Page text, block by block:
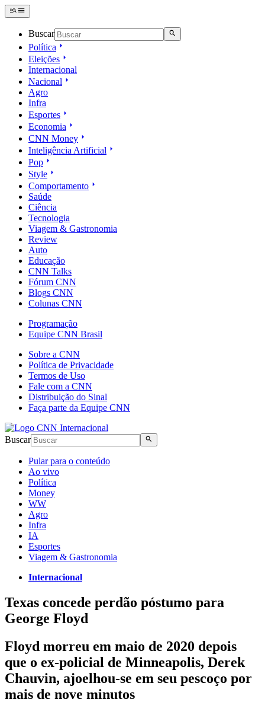
Buscar
Política
Eleições
Internacional
Nacional
Agro
Infra
Esportes
Economia
CNN Money
Inteligência Artificial
Pop
Style
Comportamento
Saúde
Ciência
Tecnologia
Viagem & Gastronomia
Review
Auto
Educação
CNN Talks
Fórum CNN
Blogs CNN
Colunas CNN
Programação
Equipe CNN Brasil
Sobre a CNN
Política de Privacidade
Termos de Uso
Fale com a CNN
Distribuição do Sinal
Faça parte da Equipe CNN
Buscar
Pular para o conteúdo
Ao vivo
Política
Money
WW
Agro
Infra
IA
Esportes
Viagem & Gastronomia
Internacional
Texas concede perdão póstumo para
George Floyd
Floyd morreu em maio de 2020 depois
que o ex-policial de Minneapolis, Derek
Chauvin, ajoelhou-se em seu pescoço por
mais de nove minutos